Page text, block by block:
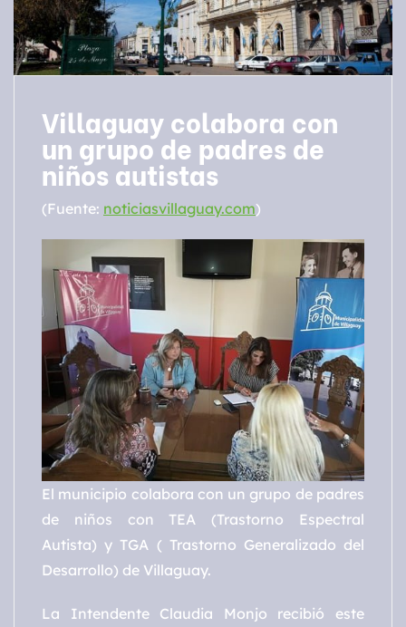
Villaguay colabora con
un grupo de padres de
niños autistas
(Fuente: noticiasvillaguay.com)
El municipio colabora con un grupo de padres
de niños con TEA (Trastorno Espectral
Autista) y TGA ( Trastorno Generalizado del
Desarrollo) de Villaguay.
La Intendente Claudia Monjo recibió este